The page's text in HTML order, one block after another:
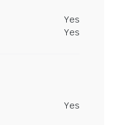
Yes
Yes
Yes